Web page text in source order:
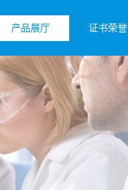
产品展厅 证书荣誉